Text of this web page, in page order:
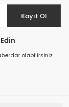
Kayıt Ol
olabilirsiniz.